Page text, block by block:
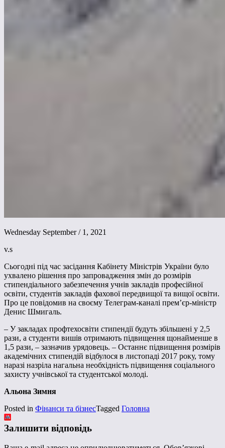
Wednesday September / 1, 2021
v.s
Сьогодні під час засідання Кабінету Міністрів України було
ухвалено рішення про запровадження змін до розмірів
стипендіального забезпечення учнів закладів професійної
освіти, студентів закладів фахової передвищої та вищої освіти.
Про це повідомив на своєму Телеграм-каналі прем’єр-міністр
Денис Шмигаль.
– У закладах профтехосвіти стипендії будуть збільшені у 2,5
рази, а студенти вишів отримають підвищення щонайменше в
1,5 рази, – зазначив урядовець. – Останнє підвищення розмірів
академічних стипендій відбулося в листопаді 2017 року, тому
наразі назріла нагальна необхідність підвищення соціального
захисту учнівської та студентської молоді.
Альона Зимня
Posted in Фінанси та бізнесTagged Головна
Залишити відповідь